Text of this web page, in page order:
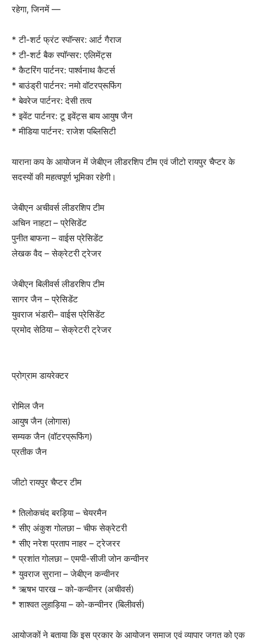
रहेगा, जिनमें —
* टी-शर्ट फ्रंट स्पॉन्सर: आर्ट गैराज
* टी-शर्ट बैक स्पॉन्सर: एलिमेंट्स
* कैटरिंग पार्टनर: पार्श्वनाथ कैटर्स
* बाउंड्री पार्टनर: नमो वॉटरप्रूफिंग
* बेवरेज पार्टनर: देसी तत्व
* इवेंट पार्टनर: टू इवेंट्स बाय आयुष जैन
* मीडिया पार्टनर: राजेश पब्लिसिटी
याराना कप के आयोजन में जेबीएन लीडरशिप टीम एवं जीटो रायपुर चैप्टर के
सदस्यों की महत्वपूर्ण भूमिका रहेगी।
जेबीएन अचीवर्स लीडरशिप टीम
अचिन नाहटा – प्रेसिडेंट
पुनीत बाफना – वाईस प्रेसिडेंट
लेखक वैद – सेक्रेटरी ट्रेजर
जेबीएन बिलीवर्स लीडरशिप टीम
सागर जैन – प्रेसिडेंट
युवराज भंडारी– वाईस प्रेसिडेंट
प्रमोद सेठिया – सेक्रेटरी ट्रेजर
प्रोग्राम डायरेक्टर
रोमिल जैन
आयुष जैन (लोगास)
सम्यक जैन (वॉटरप्रूफिंग)
प्रतीक जैन
जीटो रायपुर चैप्टर टीम
* तिलोकचंद बरड़िया – चेयरमैन
* सीए अंकुश गोलछा – चीफ सेक्रेटरी
* सीए नरेश प्रताप नाहर – ट्रेजरर
* प्रशांत गोलछा – एमपी-सीजी जोन कन्वीनर
* युवराज सुराना – जेबीएन कन्वीनर
* ऋषभ पारख – को-कन्वीनर (अचीवर्स)
* शाश्वत लुहाड़िया – को-कन्वीनर (बिलीवर्स)
आयोजकों ने बताया कि इस प्रकार के आयोजन समाज एवं व्यापार जगत को एक